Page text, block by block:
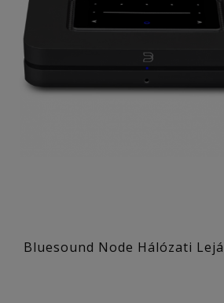
Bluesound Node Hálózati